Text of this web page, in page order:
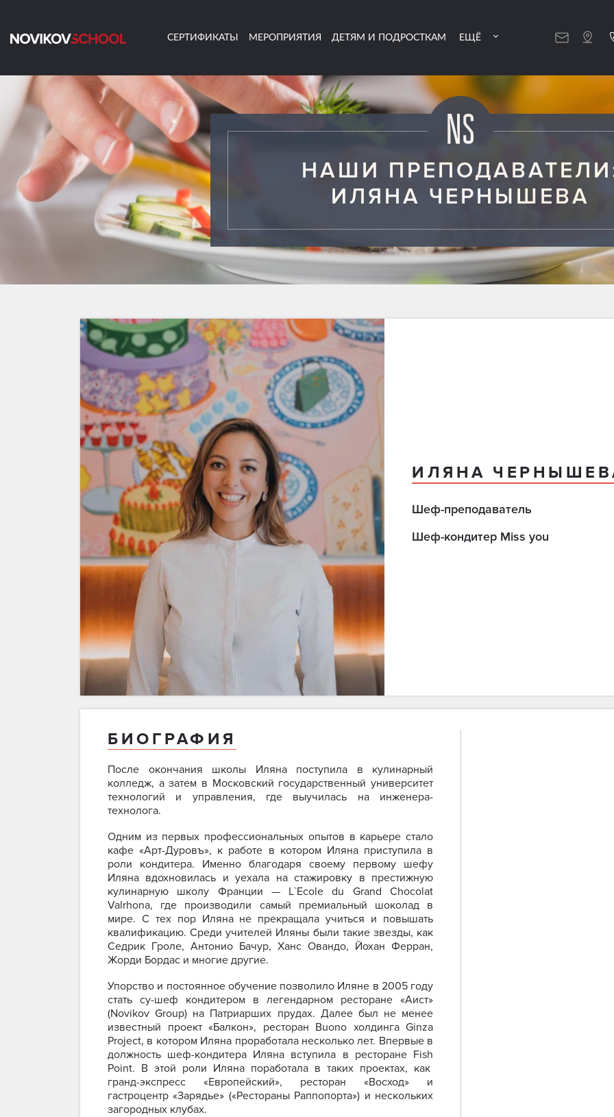
СЕРТИФИКАТЫ МЕРОПРИЯТИЯ ДЕТЯМ И ПОДРОСТКАМ ЕЩЁ
НАШИ
ИЛЯНА ЧЕРНЫШЕВА
ИЛЯНА
Шеф-преподаватель
Шеф-кондитер Miss you
БИОГРАФИЯ
После окончания школы Иляна поступила в кулинарный
колледж, а затем в Московский государственный университет
технологий и управления, где выучилась на инженера-
технолога.
Одним из первых профессиональных опытов в карьере стало
кафе «Арт-Дуровъ», к работе в котором Иляна приступила в
роли кондитера. Именно благодаря своему первому шефу
Иляна вдохновилась и уехала на стажировку в престижную
кулинарную школу Франции — L`Ecole du Grand Chocolat
Valrhona, где производили самый премиальный шоколад в
мире. С тех пор Иляна не прекращала учиться и повышать
квалификацию. Среди учителей Иляны были такие звезды, как
Седрик Гроле, Антонио Бачур, Ханс Овандо, Йохан Ферран,
Жорди Бордас и многие другие.
Упорство и постоянное обучение позволило Иляне в 2005 году
стать су-шеф кондитером в легендарном ресторане «Аист»
(Novikov Group) на Патриарших прудах. Далее был не менее
известный проект «Балкон», ресторан Buono холдинга Ginza
Project, в котором Иляна проработала несколько лет. Впервые в
должность шеф-кондитера Иляна вступила в ресторане Fish
Point. В этой роли Иляна поработала в таких проектах, как
гранд-экспресс «Европейский», ресторан «Восход» и
гастроцентр «Зарядье» («Рестораны Раппопорта») и нескольких
загородных клубах.